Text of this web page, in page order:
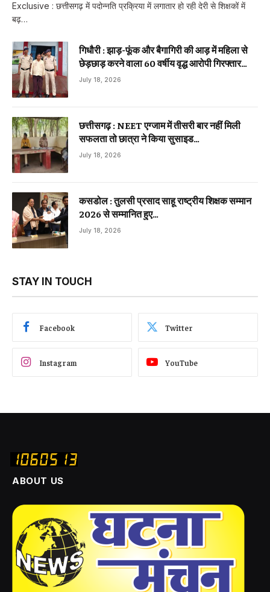
Exclusive : छत्तीसगढ़ में पदोन्नति प्रक्रिया में लगातार हो रही देरी से शिक्षकों में
बढ़…
गिधौरी : झाड़-फूंक और बैगागिरी की आड़ में महिला से
छेड़छाड़ करने वाला 60 वर्षीय वृद्ध आरोपी गिरफ्तार…
July 18, 2026
छत्तीसगढ़ : NEET एग्जाम में तीसरी बार नहीं मिली
सफलता तो छात्रा ने किया सुसाइड…
July 18, 2026
कसडोल : तुलसी प्रसाद साहू राष्ट्रीय शिक्षक सम्मान
2026 से सम्मानित हुए…
July 18, 2026
STAY IN TOUCH
Facebook Twitter
Instagram YouTube
ABOUT US